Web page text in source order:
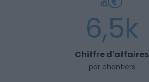
6,5k
Chiffre d'affaires
par chantiers